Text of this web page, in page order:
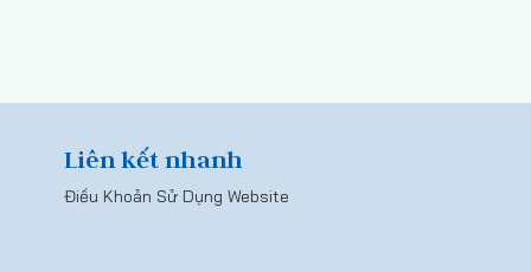
Liên kết nhanh
Điều Khoản Sử Dụng Website